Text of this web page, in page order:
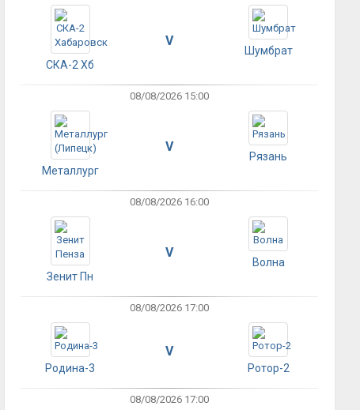
СКА-2 Хб
V
Шумбрат
08/08/2026 15:00
Металлург
V
Рязань
08/08/2026 16:00
Зенит Пн
V
Волна
08/08/2026 17:00
Родина-3
V
Ротор-2
08/08/2026 17:00